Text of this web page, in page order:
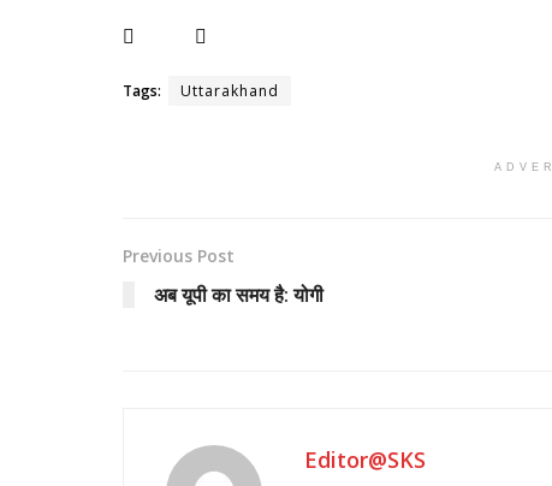
Tags: Uttarakhand
Previous Post
अब यूपी का समय है: योगी
Editor@SKS